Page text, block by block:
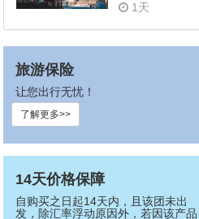
1天
旅游保险
让您出行无忧！
了解更多>>
14天价格保障
自购买之日起14天内，且该团未出
发，除汇率浮动原因外，若因该产品